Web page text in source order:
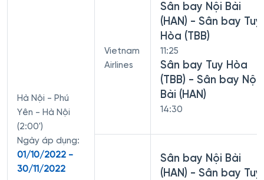
Hà Nội - Phú
Yên - Hà Nội
(2:00')
Ngày áp dụng:
01/10/2022 -
30/11/2022
Vietnam
Airlines
Sân bay Nội Bài
(HAN) - Sân bay Tuy
Hòa (TBB)
11:25
Sân bay Tuy Hòa
(TBB) - Sân bay Nội
Bài (HAN)
14:30
Sân bay Nội Bài
(HAN) - Sân bay Tuy